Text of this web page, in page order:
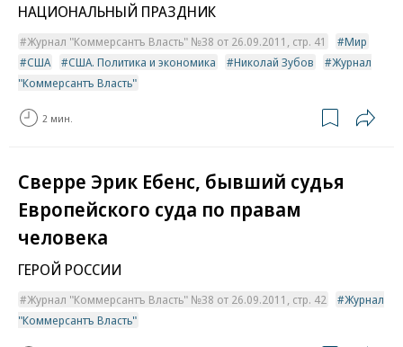
НАЦИОНАЛЬНЫЙ ПРАЗДНИК
Журнал "Коммерсантъ Власть" №38 от 26.09.2011, стр. 41
Мир
США
США. Политика и экономика Николай Зубов
Журнал
"Коммерсантъ Власть"
2 мин.
Сверре Эрик Ебенс, бывший судья
Европейского суда по правам
человека
ГЕРОЙ РОССИИ
Журнал "Коммерсантъ Власть" №38 от 26.09.2011, стр. 42
Журнал
"Коммерсантъ Власть"